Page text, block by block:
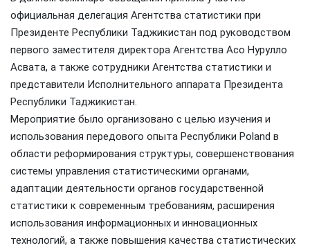
официальная делегация Агентства статистики при
Президенте Республики Таджикистан под руководством
первого заместителя директора Агентства Асо Нурулло
Асвата, а также сотрудники Агентства статистики и
представители Исполнительного аппарата Президента
Республики Таджикистан.
Мероприятие было организовано с целью изучения и
использования передового опыта Республики Poland в
области реформирования структуры, совершенствования
системы управления статистическими органами,
адаптации деятельности органов государственной
статистики к современным требованиям, расширения
использования информационных и инновационных
технологий, а также повышения качества статистических